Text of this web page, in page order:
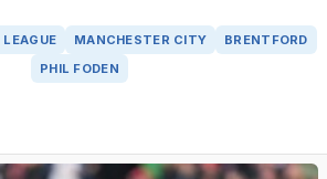
LEAGUE MANCHESTER CITY
BRENTFORD
PHIL FODEN